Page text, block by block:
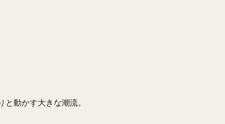
動かす大きな潮流。